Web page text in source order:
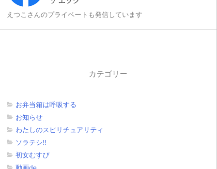
えつこさんのプライベートも発信しています
カテゴリー
お弁当箱は呼吸する
お知らせ
わたしのスピリチュアリティ
ソラテシ!!
初女むすび